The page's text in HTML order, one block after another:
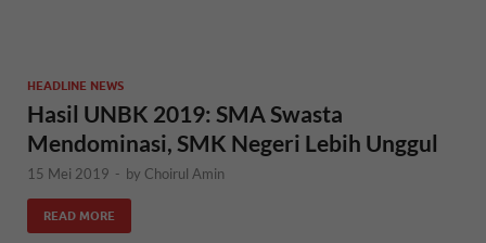
HEADLINE NEWS
Hasil UNBK 2019: SMA Swasta
Mendominasi, SMK Negeri Lebih Unggul
15 Mei 2019 - by Choirul Amin
READ MORE